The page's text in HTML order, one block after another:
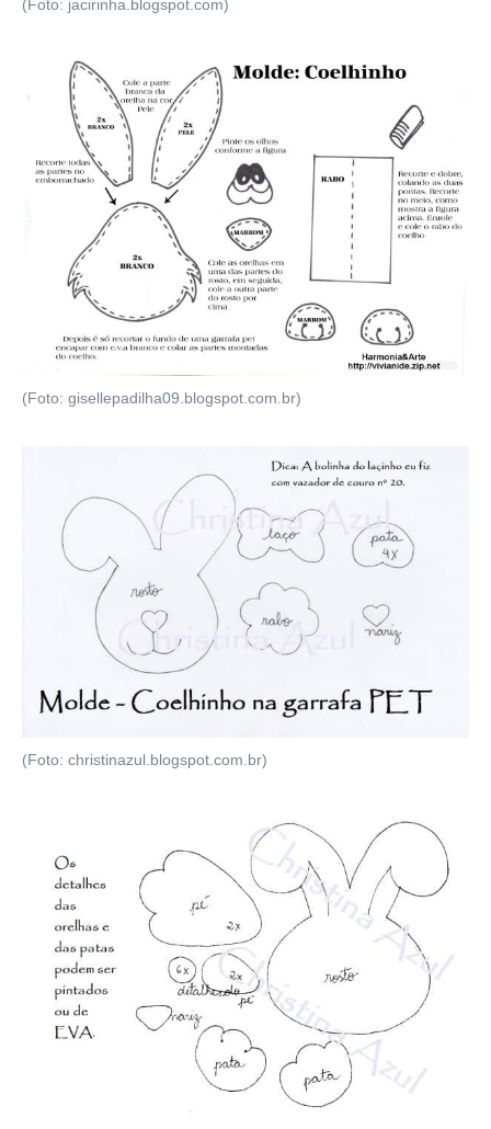
(Foto: jacirinha.blogspot.com)
(Foto: gisellepadilha09.blogspot.com.br)
(Foto: christinazul.blogspot.com.br)